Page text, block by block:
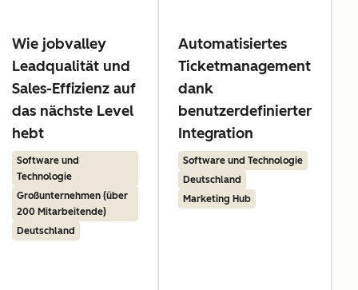
Wie jobvalley
Leadqualität und
Sales-Effizienz auf
das nächste Level
hebt
Software und
Technologie
Großunternehmen (über
200 Mitarbeitende)
Deutschland
Automatisiertes
Ticketmanagement
dank
benutzerdefinierter
Integration
Software und Technologie
Deutschland
Marketing Hub